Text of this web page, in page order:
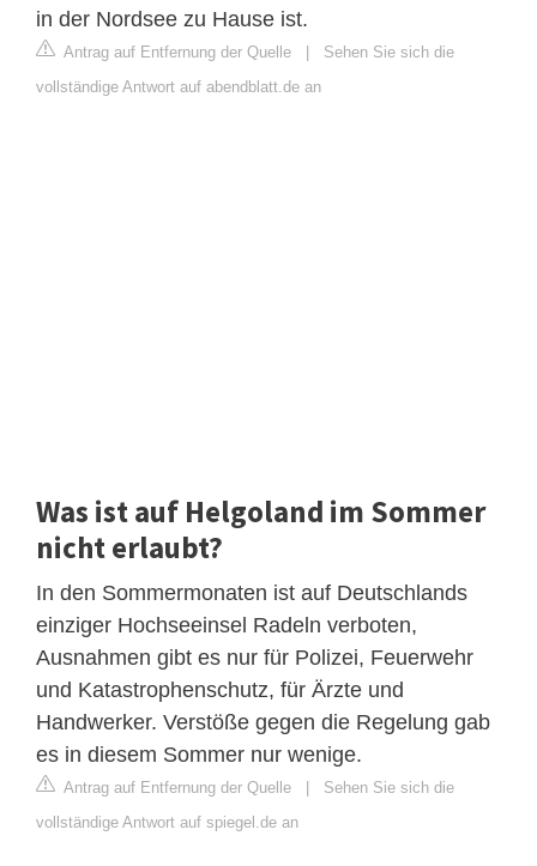
in der Nordsee zu Hause ist.
Antrag auf Entfernung der Quelle | Sehen Sie sich die
vollständige Antwort auf abendblatt.de an
Was ist auf Helgoland im Sommer
nicht erlaubt?
In den Sommermonaten ist auf Deutschlands
einziger Hochseeinsel Radeln verboten,
Ausnahmen gibt es nur für Polizei, Feuerwehr
und Katastrophenschutz, für Ärzte und
Handwerker. Verstöße gegen die Regelung gab
es in diesem Sommer nur wenige.
Antrag auf Entfernung der Quelle | Sehen Sie sich die
vollständige Antwort auf spiegel.de an